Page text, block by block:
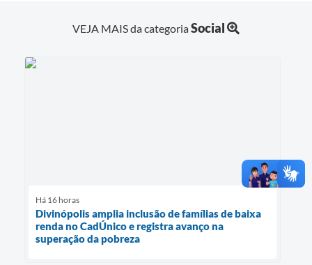
VEJA MAIS da categoriaSocial
Há 16 horas
Divinópolis amplia inclusão de famílias de baixa
renda no CadÚnico e registra avanço na
superação da pobreza